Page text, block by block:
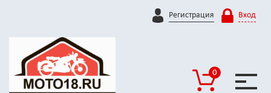
Регистрация Вход
0